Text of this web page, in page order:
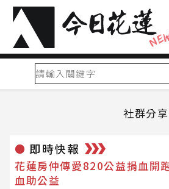
社群分享
● 即時快報
花蓮房仲傳愛820公益捐血開
血助公益